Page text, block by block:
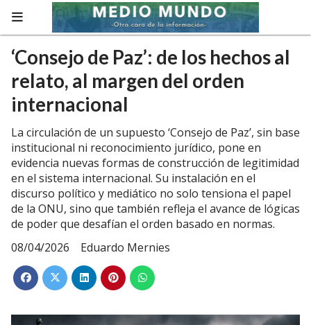
‘Consejo de Paz’: de los hechos al
relato, al margen del orden
internacional
La circulación de un supuesto ‘Consejo de Paz’, sin base
institucional ni reconocimiento jurídico, pone en
evidencia nuevas formas de construcción de legitimidad
en el sistema internacional. Su instalación en el
discurso político y mediático no solo tensiona el papel
de la ONU, sino que también refleja el avance de lógicas
de poder que desafían el orden basado en normas.
08/04/2026
Eduardo Mernies